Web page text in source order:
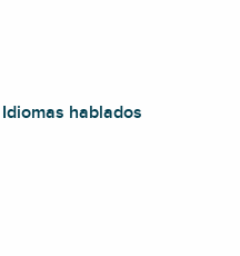
Idiomas hablados
Idiomas hablados